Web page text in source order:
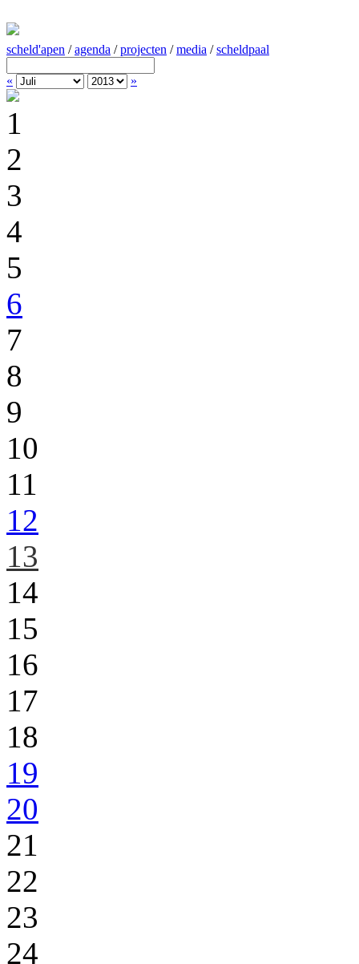
scheld'apen /agenda /projecten /media /scheldpaal
« »
1
2
3
4
5
6
7
8
9
10
11
12
13
14
15
16
17
18
19
20
21
22
23
24